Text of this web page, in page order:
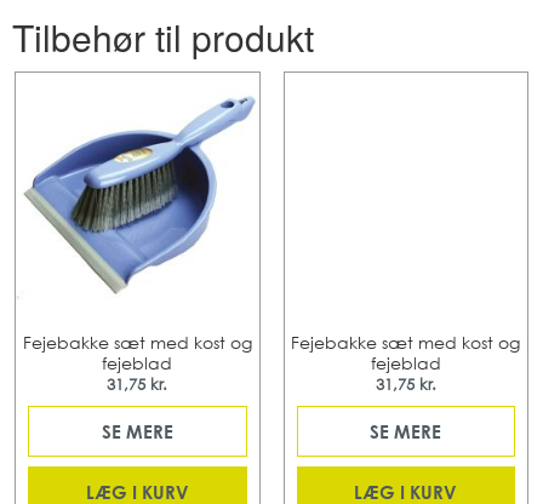
Tilbehør til produkt
Fejebakke sæt med kost og
fejeblad
31,75 kr.
SE MERE
LÆG I KURV
Fejebakke sæt med kost og
fejeblad
31,75 kr.
SE MERE
LÆG I KURV